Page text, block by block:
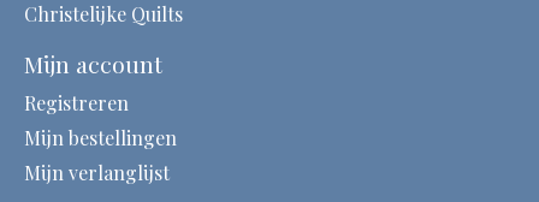
Christelijke Quilts
Mijn account
Registreren
Mijn bestellingen
Mijn verlanglijst